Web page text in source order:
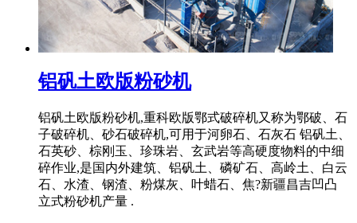
铝矾土欧版粉砂机
铝矾土欧版粉砂机,重科欧版鄂式破碎机又称为鄂破、石
子破碎机、砂石破碎机,可用于河卵石、石灰石 铝矾土、
石英砂、棕刚玉、珍珠岩、玄武岩等高硬度物料的中细
碎作业,是国内外建筑、铝矾土、磷矿石、高岭土、白云
石、水渣、钢渣、粉煤灰、叶蜡石、焦?新疆昌吉凹凸
立式粉砂机产量 .